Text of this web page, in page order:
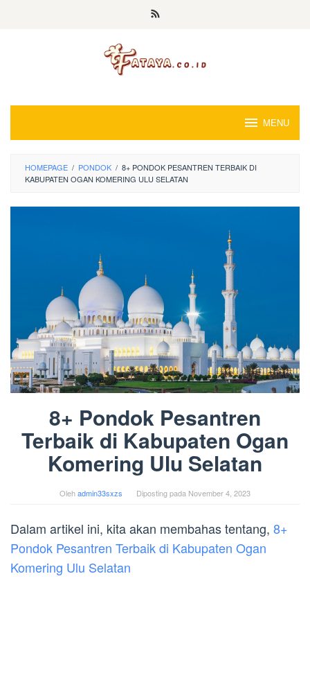
MENU
HOMEPAGE / PONDOK / 8+ PONDOK PESANTREN TERBAIK DI
KABUPATEN OGAN KOMERING ULU SELATAN
8+ Pondok Pesantren
Terbaik di Kabupaten Ogan
Komering Ulu Selatan
Olehadmin33sxzs Diposting pada November 4, 2023
Dalam artikel ini, kita akan membahas tentang, 8+
Pondok Pesantren Terbaik di Kabupaten Ogan
Komering Ulu Selatan